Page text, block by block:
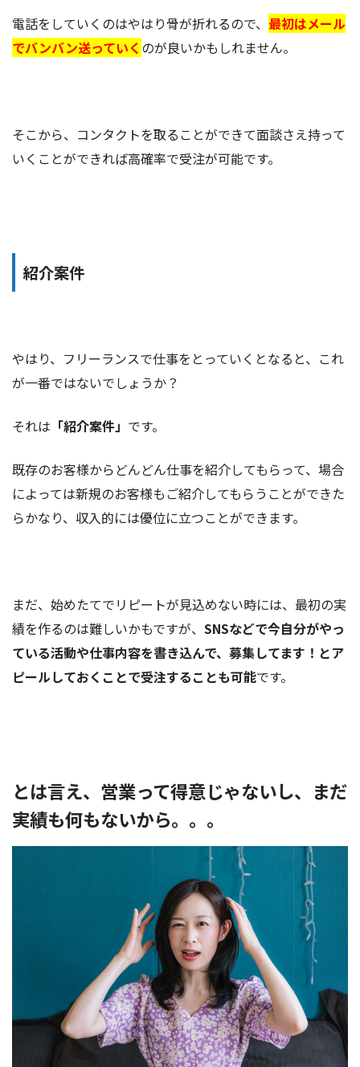
電話をしていくのはやはり骨が折れるので、 最初はメール
でバンバン送っていく のが良いかもしれません。
そこから、コンタクトを取ることができて面談さえ持って
いくことができれば高確率で受注が可能です。
紹介案件
やはり、フリーランスで仕事をとっていくとなると、これ
が一番ではないでしょうか？
それは 「紹介案件」 です。
既存のお客様からどんどん仕事を紹介してもらって、場合
によっては新規のお客様もご紹介してもらうことができた
らかなり、収入的には優位に立つことができます。
まだ、始めたてでリピートが見込めない時には、最初の実
績を作るのは難しいかもですが、 SNSなどで今自分がやっ
ている活動や仕事内容を書き込んで、募集してます！とア
ピールしておくことで受注することも可能です。
とは言え、営業って得意じゃないし、まだ
実績も何もないから。。。